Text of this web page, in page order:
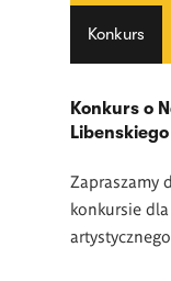
Konkurs
Konkurs o
Libenskiego
Zapraszamy
konkursie
artystycznego.